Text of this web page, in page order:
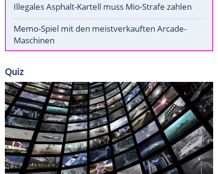
Illegales Asphalt-Kartell muss Mio-Strafe zahlen
Memo-Spiel mit den meistverkauften Arcade-
Maschinen
Quiz